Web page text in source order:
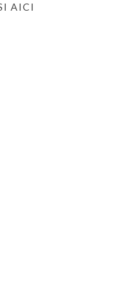
AICI